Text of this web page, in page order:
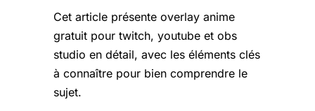
Cet article présente overlay anime
gratuit pour twitch, youtube et obs
studio en détail, avec les éléments clés
à connaître pour bien comprendre le
sujet.